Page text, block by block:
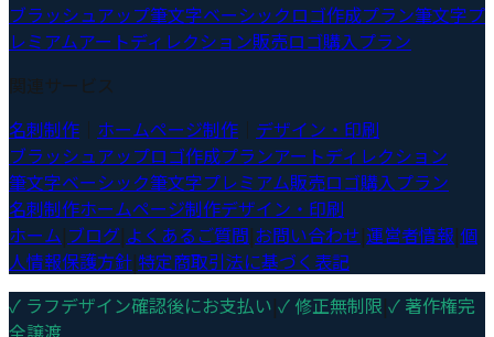
ブラッシュアップ筆文字ベーシックロゴ作成プラン筆文字プ
レミアムアートディレクション販売ロゴ購入プラン
関連サービス
名刺制作
ホームページ制作
デザイン・印刷
ブラッシュアップロゴ作成プランアートディレクション
筆文字ベーシック筆文字プレミアム販売ロゴ購入プラン
名刺制作ホームページ制作デザイン・印刷
ホーム|ブログ|よくあるご質問|お問い合わせ|運営者情報|個
人情報保護方針|特定商取引法に基づく表記
✓ ラフデザイン確認後にお支払い|✓ 修正無制限|✓ 著作権完
全譲渡